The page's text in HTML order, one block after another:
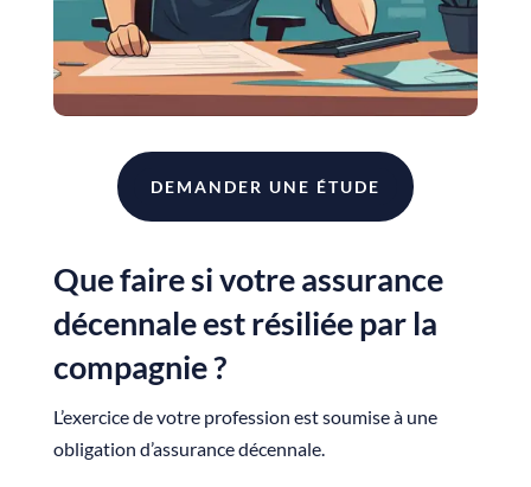
DEMANDER UNE ÉTUDE
Que faire si votre assurance
décennale est résiliée par la
compagnie ?
L’exercice de votre profession est soumise à une
obligation d’assurance décennale.